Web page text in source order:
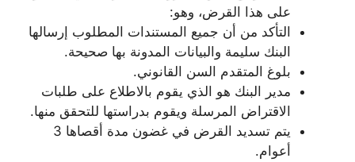
على هذا القرض، وهو:
التأكد من أن جميع المستندات المطلوب إرسالها
البنك سليمة والبيانات المدونة بها صحيحة.
بلوغ المتقدم السن القانوني.
مدير البنك هو الذي يقوم بالاطلاع على طلبات
الاقتراض المرسلة ويقوم بدراستها للتحقق منها.
يتم تسديد القرض في غضون مدة أقصاها 3
أعوام.